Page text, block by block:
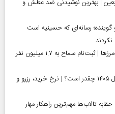
| بهترین نوشیدنی ضد عطش و
گوینده؛ رسانه‌ای که حسینیه است
آغاز رسمی برنامه‌های اربعین ۱۴۰۵ در مرز‌ها | ثبت‌نام سماح به ۱.۷ میلیون نفر
قیمت قبر در بهشت زهرا (س) در سال ۱۴۰۵ چقدر است؟ | نرخ خرید، رزرو و
تالاب‌ها مهم‌ترین راهکار مهار